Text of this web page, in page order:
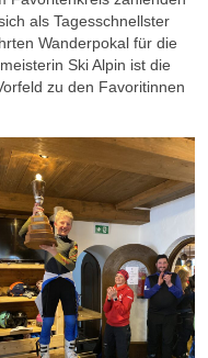
als Tagesschnellster
Wanderpokal für die
Ski Alpin ist die
zu den Favoritinnen